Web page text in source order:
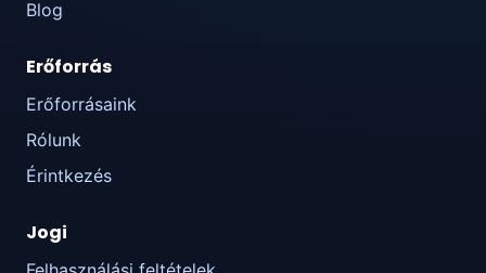
Blog
Erőforrás
Erőforrásaink
Rólunk
Érintkezés
Jogi